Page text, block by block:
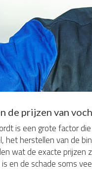
de prijzen van
is een grote factor
het herstellen van de
wat de exacte prijzen
en de schade soms